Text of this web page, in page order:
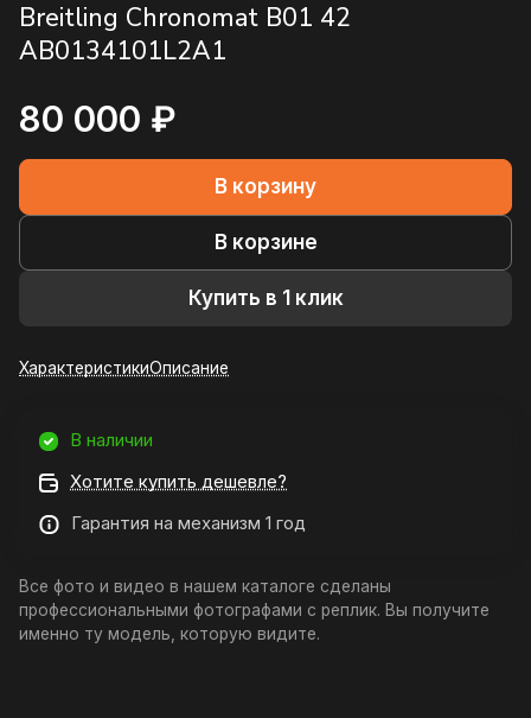
Breitling Chronomat B01 42
AB0134101L2A1
80 000 ₽
В корзину
В корзине
Купить в 1 клик
ХарактеристикиОписание
В наличии
Хотите купить дешевле?
Гарантия на механизм 1 год
Все фото и видео в нашем каталоге сделаны
профессиональными фотографами с реплик. Вы получите
именно ту модель, которую видите.